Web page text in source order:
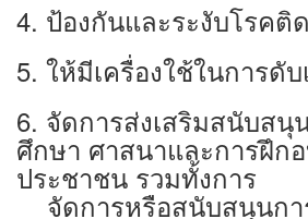
4. ป้องกันและระงับโรคติ
5. ให้มีเครื่องใช้ในการดับ
6. จัดการส่งเสริมสนับสนุ
ศึกษา ศาสนาและการฝึก
ประชาชน รวมทั้งการ
จัดการหรือสนับสนุนกา